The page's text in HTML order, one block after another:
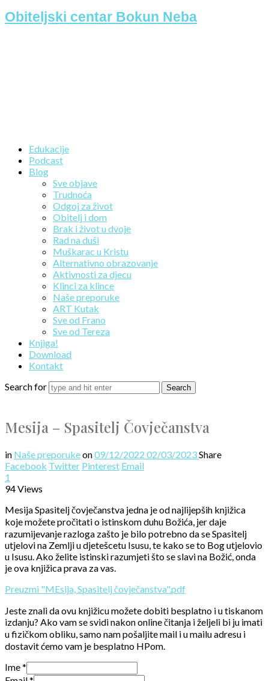
Obiteljski centar Bokun Neba
Edukacije
Podcast
Blog
Sve objave
Trudnoća
Odgoj za život
Obitelj i dom
Brak i život u dvoje
Rad na duši
Muškarac u Kristu
Alternativno obrazovanje
Aktivnosti za djecu
Klinci za klince
Naše preporuke
ART Kutak
Sve od Frano
Sve od Tereza
Knjiga!
Download
Kontakt
Search for
Mesija – Spasitelj Čovječanstva
in Naše preporukeon09/12/2022 02/03/2023Share
Facebook Twitter Pinterest Email
1
94 Views
Mesija Spasitelj čovječanstva jedna je od najlijepših knjižica
koje možete pročitati o istinskom duhu Božića, jer daje
razumijevanje razloga zašto je bilo potrebno da se Spasitelj
utjelovi na Zemlji u djetešcetu Isusu, te kako se to Bog utjelovio
u Isusu. Ako želite istinski razumjeti što se slavi na Božić, onda
je ova knjižica prava za vas.
Preuzmi "MEsija, Spasitelj čovječanstva".pdf
Jeste znali da ovu knjižicu možete dobiti besplatno i u tiskanom
izdanju? Ako vam se svidi nakon online čitanja i željeli bi ju imati
u fizičkom obliku, samo nam pošaljite mail i u mailu adresu i
dostavit ćemo vam je besplatno HPom.
Ime*